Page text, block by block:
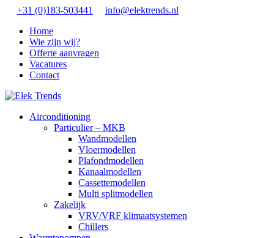
+31 (0)183-503441
info@elektrends.nl
Home
Wie zijn wij?
Offerte aanvragen
Vacatures
Contact
Airconditioning
Particulier – MKB
Wandmodellen
Vloermodellen
Plafondmodellen
Kanaalmodellen
Cassettemodellen
Multi splitmodellen
Zakelijk
VRV/VRF klimaatsystemen
Chillers